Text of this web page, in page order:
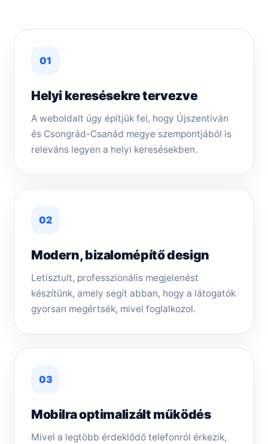
01
Helyi keresésekre tervezve
A weboldalt úgy építjük fel, hogy Újszentiván
és Csongrád-Csanád megye szempontjából is
releváns legyen a helyi keresésekben.
02
Modern, bizalomépítő design
Letisztult, professzionális megjelenést
készítünk, amely segít abban, hogy a látogatók
gyorsan megértsék, mivel foglalkozol.
03
Mobilra optimalizált működés
Mivel a legtöbb érdeklődő telefonról érkezik,